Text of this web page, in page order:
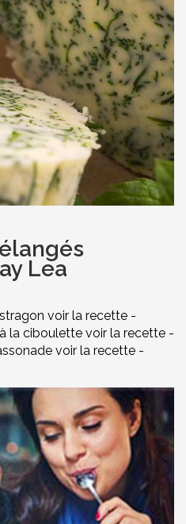
Lea
voir la recette -
la ciboulette voir la recette -
voir la recette -